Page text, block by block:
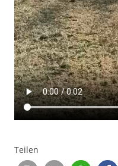
Teilen